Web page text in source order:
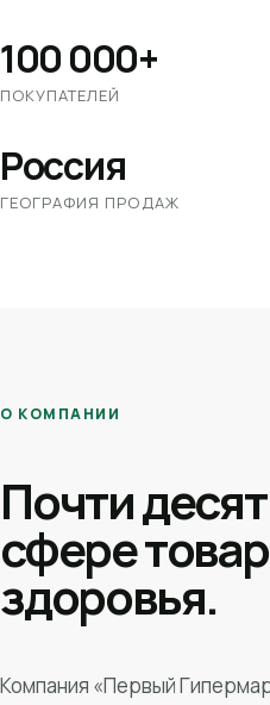
100 000+
ПОКУПАТЕЛЕЙ
Россия
ГЕОГРАФИЯ ПРОДАЖ
О КОМПАНИИ
Почти
сфере
здоровья.
Компания «Первый